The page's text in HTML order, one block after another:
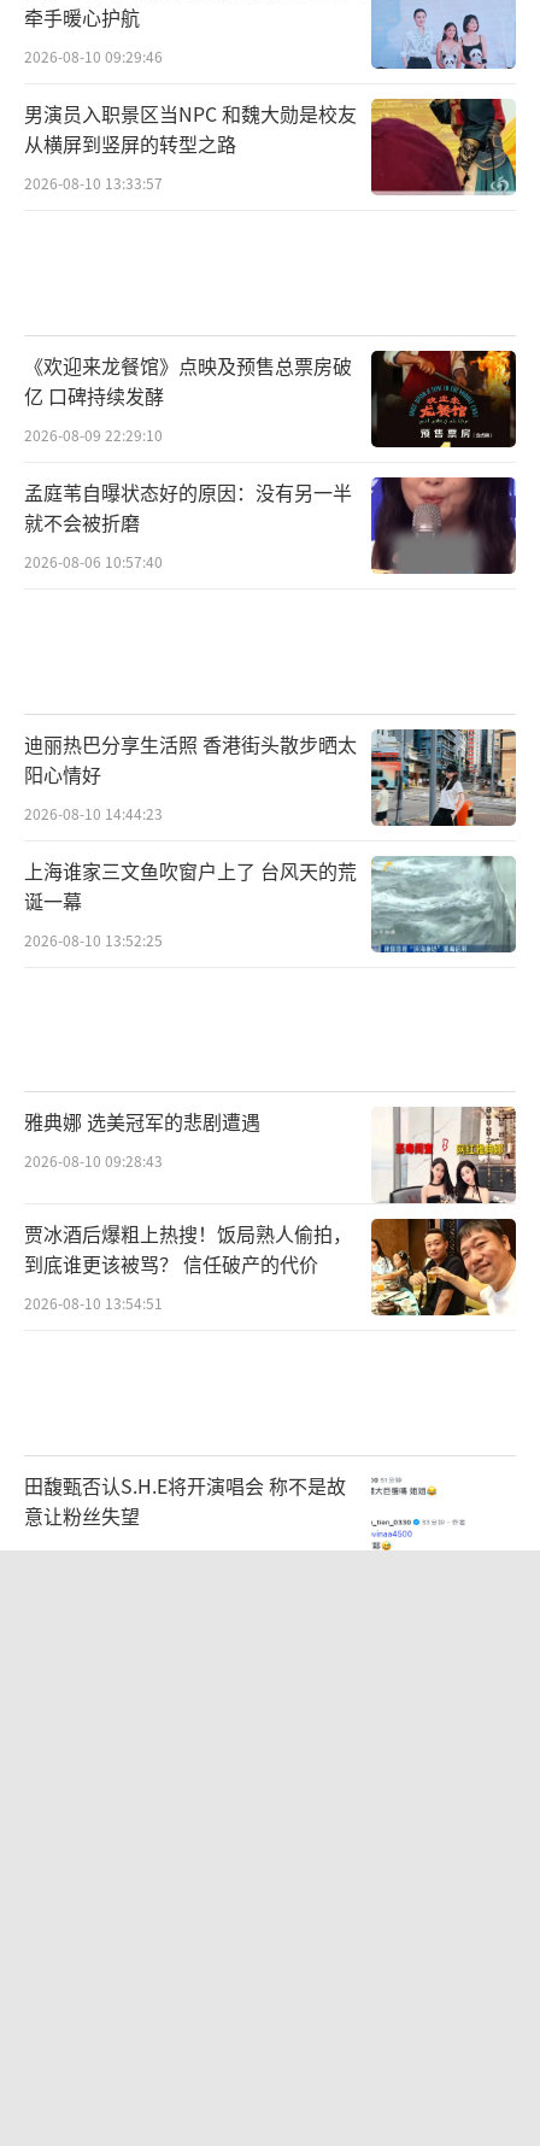
在演艺道路上，蔡心始终稳步前行，每一
步都走得踏实而坚定。为贴合《不眠日》中的
角色设定，他提前做足功课，尤其在语言学习
上倾注大量精力，“学了一些粤语，目前多邻
国打卡已坚持244天”，其敬业态度可见一斑。
这份不畏挑战的拼劲，贯穿了蔡心的整个
职业生涯。据悉，在即将播出的悬疑探案短剧
《无间罪》拍摄期间，身为主演的他曾不慎夹
全部工作，其专业精神赢得剧组全员称赞。此
外，他在曹盾导演的民国奇幻剧《四十七》、
当代政法剧《奉陪到底》等待播作品中均饰演
工作之余，蔡心在社交媒体上展现了与荧
幕形象反差萌的一面。他热衷健身，喜爱登
山，还时常分享亲手烹饪的美食，满是生活气
息。他不仅是一位潜力无限的演员，更是一位
生活家，这种“戏内用心塑造角色，戏外认真
经营生活”的态度，令他的人格魅力与专业形
象相得益彰。随着多部作品的积累与待播，高
005）
牵手暖心护航
2026-08-10 09:29:46
男演员入职景区当NPC 和魏大勋是校友
从横屏到竖屏的转型之路
2026-08-10 13:33:57
《欢迎来龙餐馆》点映及预售总票房破
亿 口碑持续发酵
2026-08-09 22:29:10
孟庭苇自曝状态好的原因：没有另一半
就不会被折磨
2026-08-06 10:57:40
迪丽热巴分享生活照 香港街头散步晒太
阳心情好
2026-08-10 14:44:23
上海谁家三文鱼吹窗户上了 台风天的荒
诞一幕
2026-08-10 13:52:25
雅典娜 选美冠军的悲剧遭遇
2026-08-10 09:28:43
贾冰酒后爆粗上热搜！饭局熟人偷拍，
到底谁更该被骂？ 信任破产的代价
2026-08-10 13:54:51
田馥甄否认S.H.E将开演唱会 称不是故
意让粉丝失望
2026-08-05 11:58:11